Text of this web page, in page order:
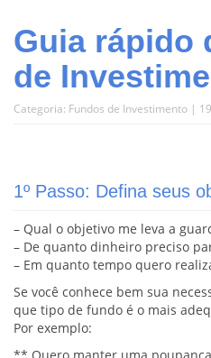
Guia rápido
de
Categoria: Fundos de Investimento |
1º Passo: Defina seus
– Qual o objetivo me leva a
– De quanto dinheiro preciso
– Em quanto tempo quero
Se você conhece bem sua
que tipo de fundo é o mais
Por exemplo: